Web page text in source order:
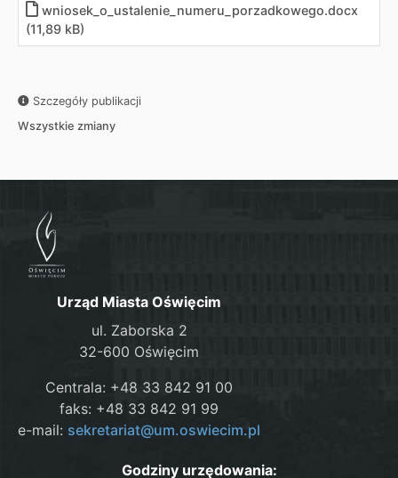
wniosek_o_ustalenie_numeru_porzadkowego.docx
(11,89 kB)
Szczegóły publikacji
Wszystkie zmiany
Urząd Miasta Oświęcim
ul. Zaborska 2
32-600 Oświęcim
Centrala: +48 33 842 91 00
faks: +48 33 842 91 99
e-mail: sekretariat@um.oswiecim.pl
Godziny urzędowania: